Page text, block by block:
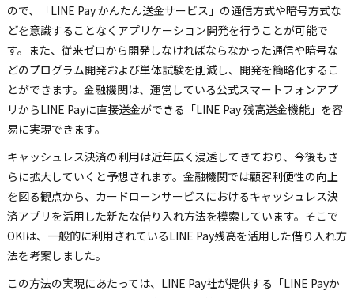
ので、「LINE Pay かんたん送金サービス」の通信方式や暗号方式な
どを意識することなくアプリケーション開発を行うことが可能で
す。また、従来ゼロから開発しなければならなかった通信や暗号な
どのプログラム開発および単体試験を削減し、開発を簡略化するこ
とができます。金融機関は、運営している公式スマートフォンアプ
リからLINE Payに直接送金ができる「LINE Pay 残高送金機能」を容
易に実現できます。
キャッシュレス決済の利用は近年広く浸透してきており、今後もさ
らに拡大していくと予想されます。金融機関では顧客利便性の向上
を図る観点から、カードローンサービスにおけるキャッシュレス決
済アプリを活用した新たな借り入れ方法を模索しています。そこで
OKIは、一般的に利用されているLINE Pay残高を活用した借り入れ方
法を考案しました。
この方法の実現にあたっては、LINE Pay社が提供する「LINE Payか